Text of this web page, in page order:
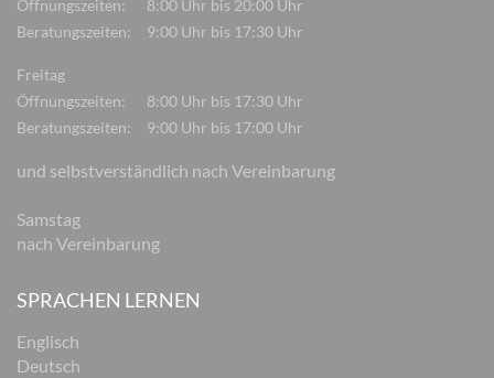
Öffnungszeiten:
8:00 Uhr bis 20:00 Uhr
Beratungszeiten:
9:00 Uhr bis 17:30 Uhr
Freitag
Öffnungszeiten:
8:00 Uhr bis 17:30 Uhr
Beratungszeiten:
9:00 Uhr bis 17:00 Uhr
und selbstverständlich nach Vereinbarung
Samstag
nach Vereinbarung
SPRACHEN LERNEN
Englisch
Deutsch